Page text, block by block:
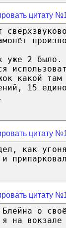
цитату
уже 2 было.
какой там
15
цитату
как
цитату
Блейна о
я на